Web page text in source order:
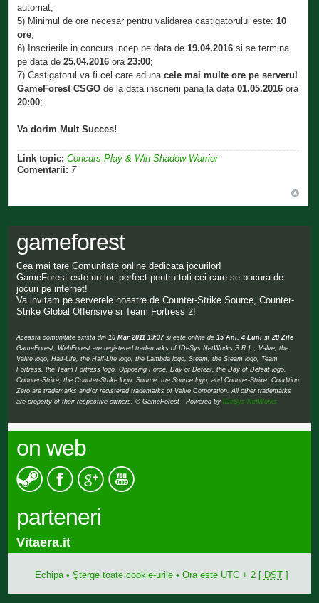
automat;
5) Minimul de ore necesar pentru validarea castigatorului este: 10
ore;
6) Inscrierile in concurs incep pe data de 19.04.2016 si se termina
pe data de25.04.2016 ora23:00;
7) Castigatorul va fi cel care adunacele mai multe ore pe serverul
GameForest CSGO de la data inscrierii pana la data01.05.2016 ora
20:00;
Va dorim Mult Succes!
Link topic: Concurs Play & Win Shadow Warrior
Comentarii: 7
gameforest
Cea mai tare Comunitate online dedicata jocurilor!
GameForest este un loc perfect pentru toti cei care se bucura de
jocuri pe internet!
Va invitam pe serverele noastre de Counter-Strike Source, Counter-
Strike Global Offensive si Team Fortress 2!
Aceasta comunitate exista din16 Mar 2011 19:37si este online de15 Ani, 4 Luni si 28 Zile
GameForest, WebForest are registered trademarks of IDeSys NetWorks S.R.L., Valve, the
Valve logo, Half-Life, the Half-Life logo, the Lambda logo, Steam, the Steam logo, Team
Fortress, the Team Fortress logo, Opposing Force, Day of Defeat, the Day of Defeat logo,
Counter-Strike, the Counter-Strike logo, Source, the Source logo, and Counter-Strike: Condition
Zero are trademarks and/or registered trademarks of Valve Corporation. All other trademarks
are property of their respective owners. © GameForest Powered byIDeSys NetWorks
on web
parteneri
Vitaera.it
Echipa• Şterge toate cookie-urile• Ora este UTC + 2 [ DST]